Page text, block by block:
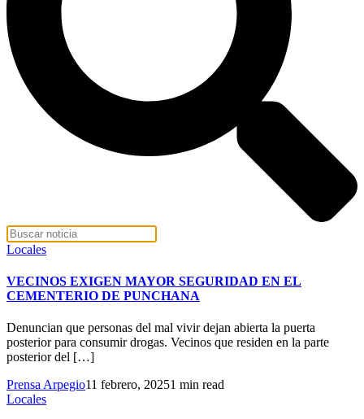
Locales
VECINOS EXIGEN MAYOR SEGURIDAD EN EL
CEMENTERIO DE PUNCHANA
Denuncian que personas del mal vivir dejan abierta la puerta
posterior para consumir drogas. Vecinos que residen en la parte
posterior del […]
Prensa Arpegio11 febrero, 20251 min read
Locales